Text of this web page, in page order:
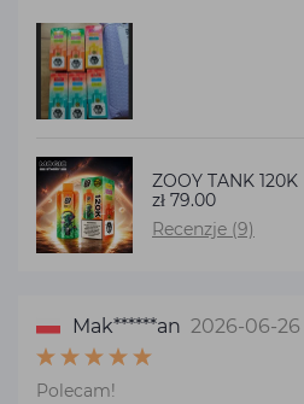
ZOOY TANK 120K
zł 79.00
Recenzje (9)
Mak******an 2026-06-26
Polecam!